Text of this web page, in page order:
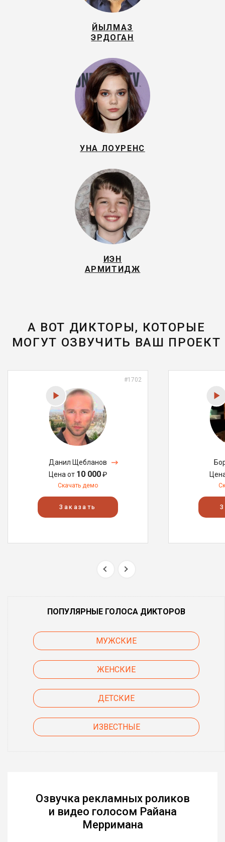
ЙЫЛМАЗ
ЭРДОГАН
УНА ЛОУРЕНС
ИЭН
АРМИТИДЖ
А ВОТ ДИКТОРЫ, КОТОРЫЕ
МОГУТ ОЗВУЧИТЬ ВАШ ПРОЕКТ
#1702
Данил Щебланов
Цена от 10 000₽
Скачать демо
Заказать
ПОПУЛЯРНЫЕ ГОЛОСА ДИКТОРОВ
МУЖСКИЕ
ЖЕНСКИЕ
ДЕТСКИЕ
ИЗВЕСТНЫЕ
Озвучка рекламных роликов
и видео голосом Райана
Мерримана